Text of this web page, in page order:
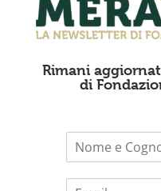
Rimani
di